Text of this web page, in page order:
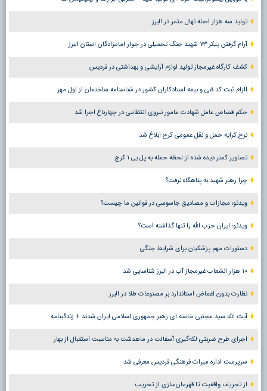
تولید سه هزار اصله نهال مثمر در البرز
آرام گرفتن پیکر ۷۳ شهید جنگ تحمیلی در جوار امامزادگان استان البرز
کشف کارگاه غیرمجاز تولید لوازم آرایشی و بهداشتی در فردیس
الزام ثبت کد فنی و بیمه استادکاران کشور در شناسنامه ساختمان از اول مهر
حکم قصاص عامل شهادت مامور نیروی انتظامی در چهارباغ اجرا شد
نرخ کرایه حمل و نقل عمومی کرج ابلاغ شد
تصاویر کمتر دیده شده از لحظه حمله به پل بی ۱ کرج
چرا رهبر شهید به پناهگاه نرفت؟
ویدئو؛ مجازات و مصادیق جاسوسی در قوانین ما چیست؟
ویدئو؛ ایران حزب الله را تنها گذاشته است؟
دستورات مهم پزشکیان برای شرایط جنگی
۱۰ هزار انشعاب غیرمجاز آب در البرز شناسایی شد
نظارت بدون اغماض استاندارد بر مصنوعات طلا در البرز
آیت الله سید مجتبی خامنه ای رهبر جمهوری اسلامی ایران شدند + زندگینامه
اجرای طرح ضربتی لکه‌گیری آسفالت در ماهدشت به مناسبت استقبال از بهار
سرپرست اداره میراث فرهنگی فردیس معرفی شد
از تحریف واقعیت تا قهرمان‌سازی از تخریب